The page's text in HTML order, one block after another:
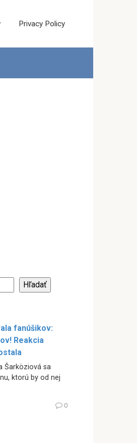
Privacy Policy
Hľadať
fanúšikov:
Reakcia
Šarköziová sa
ktorú by od nej
0